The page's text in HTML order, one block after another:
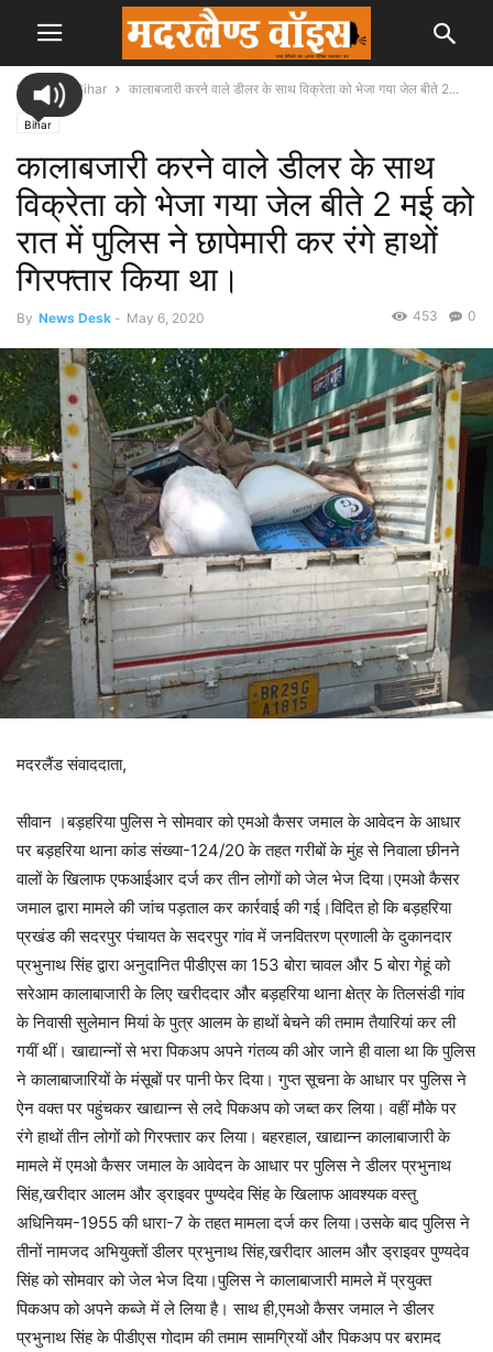
Home Bihar कालाबजारी करने वाले डीलर के साथ विक्रेता को भेजा गया जेल बीते 2...
Bihar
कालाबजारी करने वाले डीलर के साथ
विक्रेता को भेजा गया जेल बीते 2 मई को
रात में पुलिस ने छापेमारी कर रंगे हाथों
गिरफ्तार किया था।
By News Desk - May 6, 2020 0
453
मदरलैंड संवाददाता,
सीवान ।बड़हरिया पुलिस ने सोमवार को एमओ कैसर जमाल के आवेदन के आधार
पर बड़हरिया थाना कांड संख्या-124/20 के तहत गरीबों के मुंह से निवाला छीनने
वालों के खिलाफ एफआईआर दर्ज कर तीन लोगों को जेल भेज दिया।एमओ कैसर
जमाल द्वारा मामले की जांच पड़ताल कर कार्रवाई की गई।विदित हो कि बड़हरिया
प्रखंड की सदरपुर पंचायत के सदरपुर गांव में जनवितरण प्रणाली के दुकानदार
प्रभुनाथ सिंह द्वारा अनुदानित पीडीएस का 153 बोरा चावल और 5 बोरा गेहूं को
सरेआम कालाबाजारी के लिए खरीददार और बड़हरिया थाना क्षेत्र के तिलसंडी गांव
के निवासी सुलेमान मियां के पुत्र आलम के हाथों बेचने की तमाम तैयारियां कर ली
गयीं थीं। खाद्यान्नों से भरा पिकअप अपने गंतव्य की ओर जाने ही वाला था कि पुलिस
ने कालाबाजारियों के मंसूबों पर पानी फेर दिया। गुप्त सूचना के आधार पर पुलिस ने
ऐन वक्त पर पहुंचकर खाद्यान्न से लदे पिकअप को जब्त कर लिया। वहीं मौके पर
रंगे हाथों तीन लोगों को गिरफ्तार कर लिया। बहरहाल, खाद्यान्न कालाबाजारी के
मामले में एमओ कैसर जमाल के आवेदन के आधार पर पुलिस ने डीलर प्रभुनाथ
सिंह,खरीदार आलम और ड्राइवर पुण्यदेव सिंह के खिलाफ आवश्यक वस्तु
अधिनियम-1955 की धारा-7 के तहत मामला दर्ज कर लिया।उसके बाद पुलिस ने
तीनों नामजद अभियुक्तों डीलर प्रभुनाथ सिंह,खरीदार आलम और ड्राइवर पुण्यदेव
सिंह को सोमवार को जेल भेज दिया।पुलिस ने कालाबाजारी मामले में प्रयुक्त
पिकअप को अपने कब्जे में ले लिया है। साथ ही,एमओ कैसर जमाल ने डीलर
प्रभुनाथ सिंह के पीडीएस गोदाम की तमाम सामग्रियों और पिकअप पर बरामद